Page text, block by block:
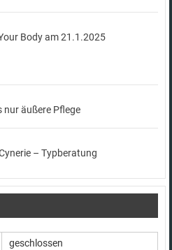
Body am 21.1.2025
nur äußere Pflege
– Typberatung
geschlossen